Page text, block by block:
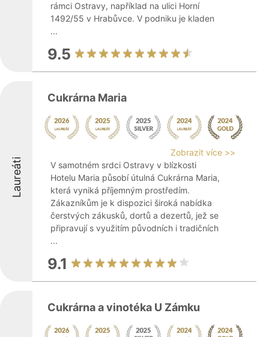
rámci Ostravy, například na ulici Horní
1492/55 v Hrabůvce. V podniku je kladen
...
9.5
Laureáti
Cukrárna Maria
Zobrazit více >>
V samotném srdci Ostravy v blízkosti
Hotelu Maria působí útulná Cukrárna Maria,
která vyniká příjemným prostředím.
Zákazníkům je k dispozici široká nabídka
čerstvých zákusků, dortů a dezertů, jež se
připravují s využitím původních i tradičních
...
9.1
Cukrárna a vinotéka U Zámku